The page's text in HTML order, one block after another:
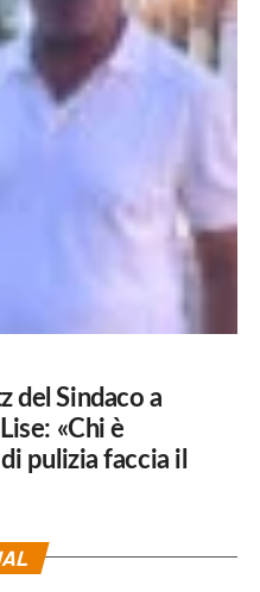
del Sindaco a
«Chi è
pulizia faccia il